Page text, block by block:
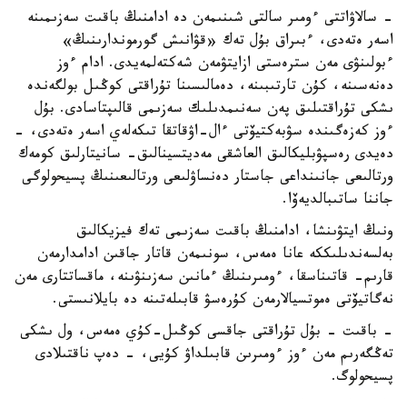
- سالاۋاتتى ءومىر سالتى شىنىمەن دە ادامنىڭ باقىت سەزىمىنە
اسەر ەتەدى، ءبىراق بۇل تەك «قۋانىش گورموندارىنىڭ»
ءبولىنۋى مەن سترەستى ازايتۋمەن شەكتەلمەيدى. ادام ءوز
دەنەسىنە، كۇن تارتىبىنە، دەمالىسىنا تۇراقتى كوڭىل بولگەندە
ىشكى تۇراقتىلىق پەن سەنىمدىلىك سەزىمى قالىپتاسادى. بۇل
ءوز كەزەگىندە سۋبەكتيۆتى ءال-اۋقاتقا تىكەلەي اسەر ەتەدى، -
دەيدى رەسپۋبليكالىق العاشقى مەديتسينالىق- سانيتارلىق كومەك
ورتالىعى جانىنداعى جاستار دەنساۋلىعى ورتالىعىنىڭ پسيحولوگى
جاننا ساتىبالديەۆا.
ونىڭ ايتۋىنشا، ادامنىڭ باقىت سەزىمى تەك فيزيكالىق
بەلسەندىلىككە عانا ەمەس، سونىمەن قاتار جاقىن ادامدارمەن
قارىم- قاتىناسقا، ءومىرىنىڭ ءمانىن سەزىنۋىنە، ماقساتتارى مەن
نەگاتيۆتى ەموتسيالارمەن كۇرەسۋ قابىلەتىنە دە بايلانىستى.
- باقىت - بۇل تۇراقتى جاقسى كوڭىل-كۇي ەمەس، ول ىشكى
تەڭگەرىم مەن ءوز ءومىرىن قابىلداۋ كۇيى، - دەپ ناقتىلادى
پسيحولوگ.